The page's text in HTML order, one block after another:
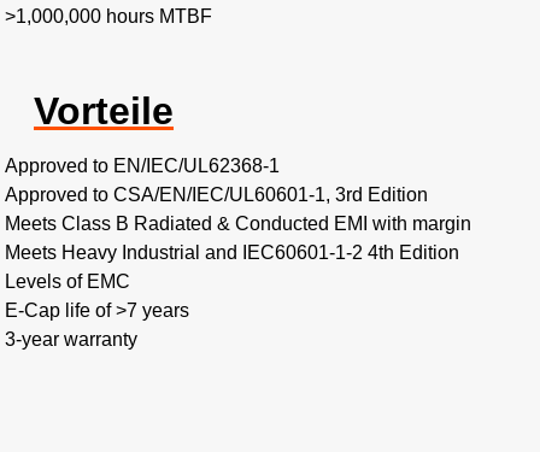
>1,000,000 hours MTBF
Vorteile
Approved to EN/IEC/UL62368-1
Approved to CSA/EN/IEC/UL60601-1, 3rd Edition
Meets Class B Radiated & Conducted EMI with margin
Meets Heavy Industrial and IEC60601-1-2 4th Edition
Levels of EMC
E-Cap life of >7 years
3-year warranty